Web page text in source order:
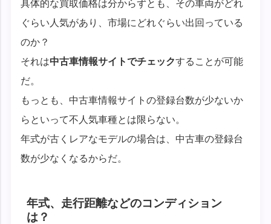
具体的な買取価格は分からずとも、その車両がどれ
ぐらい人気があり、市場にどれぐらい出回っている
のか？
それは中古車情報サイトでチェックすることが可能
だ。
もっとも、中古車情報サイトの登録台数が少ないか
らといって不人気車種とは限らない。
年式が古くレアなモデルの場合は、中古車の登録台
数が少なくなるからだ。
年式、走行距離などのコンディション
は？